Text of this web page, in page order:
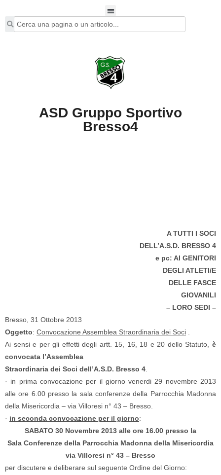
ASD Gruppo Sportivo
Bresso4
A TUTTI I SOCI
DELL’A.S.D. BRESSO 4
e pc: AI GENITORI
DEGLI ATLETI/E
DELLE FASCE
GIOVANILI
– LORO SEDI –
Bresso, 31 Ottobre 2013
Oggetto: Convocazione Assemblea Straordinaria dei Soci
Ai sensi e per gli effetti degli artt. 15, 16, 18 e 20 dello Statuto, è
convocata l’Assemblea
Straordinaria dei Soci dell’A.S.D. Bresso 4
· in prima convocazione per il giorno venerdi 29 novembre 2013
alle ore 6.00 presso la sala conferenze della Parrocchia Madonna
della Misericordia – via Villoresi n° 43 – Bresso.
· in seconda convocazione per il giorno:
SABATO 30 Novembre 2013 alle ore 16.00 presso la
Sala Conferenze della Parrocchia Madonna della Misericordia
via Villoresi n° 43 – Bresso
per discutere e deliberare sul seguente Ordine del Giorno: